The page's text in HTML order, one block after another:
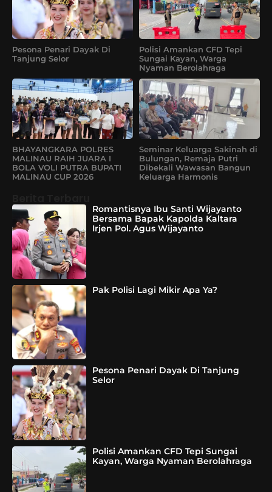
Pesona Penari Dayak Di
Tanjung Selor
Polisi Amankan CFD Tepi
Sungai Kayan, Warga
Nyaman Berolahraga
BHAYANGKARA POLRES
MALINAU RAIH JUARA I
BOLA VOLI PUTRA BUPATI
MALINAU CUP 2026
Seminar Keluarga Sakinah di
Bulungan, Remaja Putri
Dibekali Wawasan Bangun
Keluarga Harmonis
Romantisnya Ibu Santi Wijayanto
Bersama Bapak Kapolda Kaltara
Irjen Pol. Agus Wijayanto
Pak Polisi Lagi Mikir Apa Ya?
Pesona Penari Dayak Di Tanjung
Selor
Polisi Amankan CFD Tepi Sungai
Kayan, Warga Nyaman Berolahraga